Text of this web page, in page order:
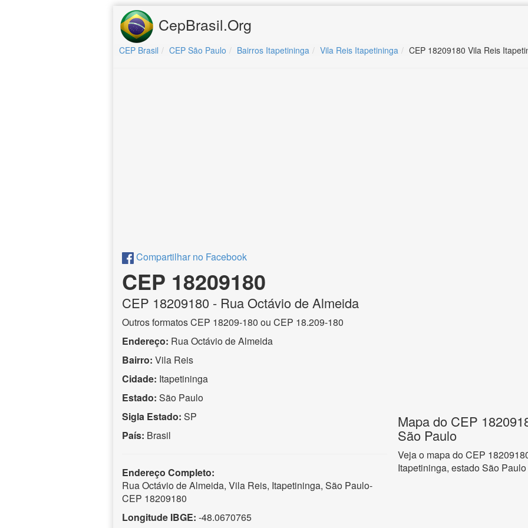
CepBrasil.Org
CEP Brasil CEP São Paulo Bairros Itapetininga Vila Reis Itapetininga CEP 18209180 Vila Reis
Compartilhar no Facebook
CEP 18209180
CEP 18209180 - Rua Octávio de Almeida
Outros formatos CEP 18209-180 ou CEP 18.209-180
Endereço: Rua Octávio de Almeida
Bairro: Vila Reis
Cidade: Itapetininga
Estado: São Paulo
Sigla Estado: SP
País: Brasil
Endereço Completo:
Rua Octávio de Almeida, Vila Reis, Itapetininga, São Paulo-
CEP 18209180
Longitude IBGE: -48.0670765
Mapa do CEP
São Paulo
Veja o mapa do CEP
Itapetininga, estado São